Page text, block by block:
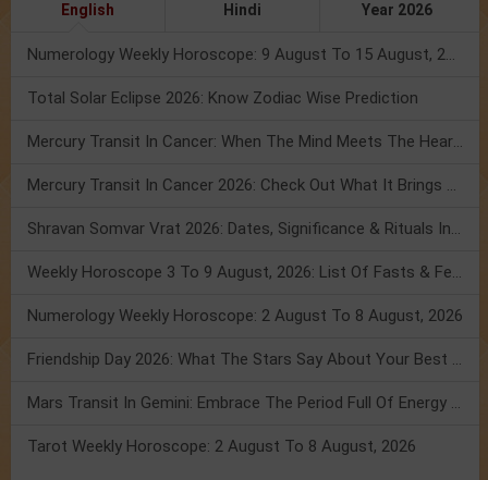
English Hindi Year 2026
Numerology Weekly Horoscope: 9 August To 15 August, 2026
Total Solar Eclipse 2026: Know Zodiac Wise Prediction
Mercury Transit In Cancer: When The Mind Meets The Heart!
Mercury Transit In Cancer 2026: Check Out What It Brings For You
Shravan Somvar Vrat 2026: Dates, Significance & Rituals In August
Weekly Horoscope 3 To 9 August, 2026: List Of Fasts & Festivals
Numerology Weekly Horoscope: 2 August To 8 August, 2026
Friendship Day 2026: What The Stars Say About Your Best Friend!
Mars Transit In Gemini: Embrace The Period Full Of Energy & Intelligence
Tarot Weekly Horoscope: 2 August To 8 August, 2026